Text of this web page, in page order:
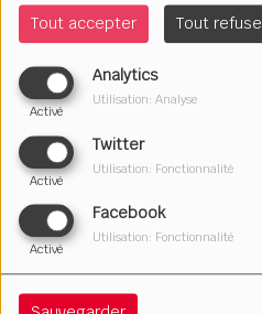
Tout accepter Tout
Analytics
Activé
Utilisation: Analyse
Twitter
Activé
Utilisation: Fonctionnalité
Facebook
Activé
Utilisation: Fonctionnalité
Le lundi à 13h20 et le jeudi à
Maryse interprète et